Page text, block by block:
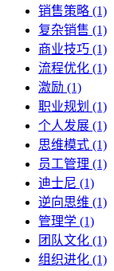
销售策略 (1)
复杂销售 (1)
商业技巧 (1)
流程优化 (1)
激励 (1)
职业规划 (1)
个人发展 (1)
思维模式 (1)
员工管理 (1)
迪士尼 (1)
逆向思维 (1)
管理学 (1)
团队文化 (1)
组织进化 (1)